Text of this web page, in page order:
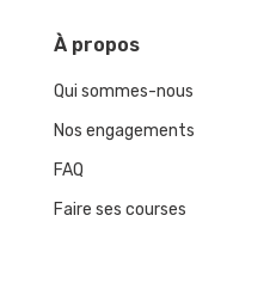
Àpropos
Qui sommes-nous
Nos engagements
FAQ
Faire ses courses